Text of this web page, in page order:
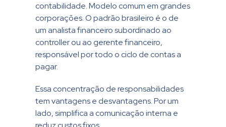
contabilidade. Modelo comum em grandes
corporações. O padrão brasileiro é o de
um analista financeiro subordinado ao
controller ou ao gerente financeiro,
responsável por todo o ciclo de contas a
pagar.
Essa concentração de responsabilidades
tem vantagens e desvantagens. Por um
lado, simplifica a comunicação interna e